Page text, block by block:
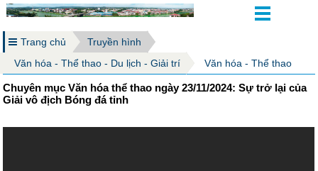
Trang chủ
Truyền hình
Văn hóa - Thể thao - Du lịch - Giải trí
Văn hóa - Thể thao
Chuyên mục Văn hóa thể thao ngày 23/11/2024: Sự trở lại của
Giải vô địch Bóng đá tỉnh